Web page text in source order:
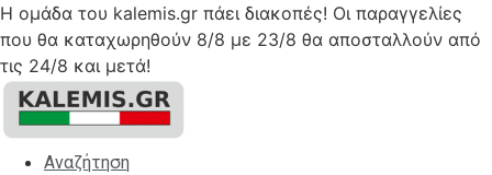
Η ομάδα του kalemis.gr πάει διακοπές! Οι παραγγελίες
που θα καταχωρηθούν 8/8 με 23/8 θα αποσταλλούν από
τις 24/8 και μετά!
Skip
content
Αναζήτηση